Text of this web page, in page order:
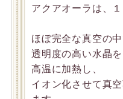
アクアオーラは、
ほぼ完全な真空の
透明度の高い水晶
高温に加熱し、
イオン化させて真